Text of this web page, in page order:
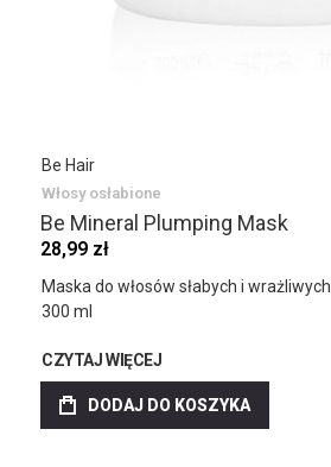
Be Hair
Włosy osłabione
Be Mineral Plumping Mask
28,99 zł
Maska do włosów słabych i wrażliwych
300 ml
CZYTAJ WIĘCEJ
DODAJ DO KOSZYKA